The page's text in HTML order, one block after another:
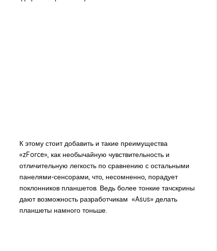
К этому стоит добавить и такие преимущества
«zForce», как необычайную чувствительность и
отличительную легкость по сравнению с остальными
панелями-сенсорами, что, несомненно, порадует
поклонников планшетов. Ведь более тонкие тачскрины
дают возможность разработчикам «Asus» делать
планшеты намного тоньше.